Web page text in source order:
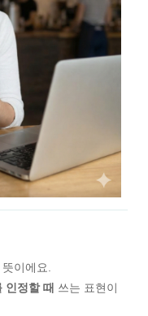
뜻이에요.
인정할 때 쓰는 표현이